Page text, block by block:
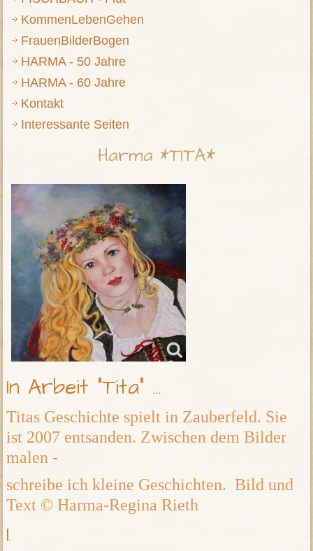
KommenLebenGehen
FrauenBilderBogen
HARMA - 50 Jahre
HARMA - 60 Jahre
Kontakt
Interessante Seiten
Harma *TITA*
In Arbeit "Tita" ...
Titas Geschichte spielt in Zauberfeld. Sie
ist 2007 entsanden. Zwischen dem Bilder
malen -
schreibe ich kleine Geschichten. Bild und
Text © Harma-Regina Rieth
I.